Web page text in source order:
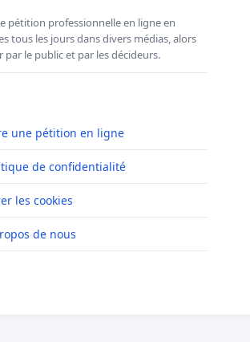
pétition professionnelle en ligne en
tous les jours dans divers médias, alors
le public et par les décideurs.
une pétition en ligne
de confidentialité
les cookies
de nous